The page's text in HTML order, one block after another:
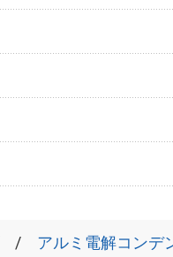
アルミ電解コンデ